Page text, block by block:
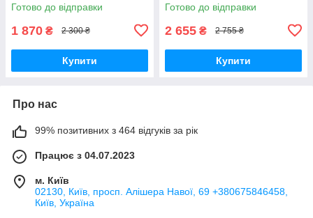
Насос для солярки на 12
Готово до відправки
1 870 ₴ 2 300 ₴
Купити
Перекачування дизельного
Готово до відправки
2 655 ₴ 2 755 ₴
Купити
Про нас
99% позитивних з 464 відгуків за рік
Працює з 04.07.2023
м. Київ
02130, Київ, просп. Алішера Навої, 69 +380675846458,
Київ, Україна